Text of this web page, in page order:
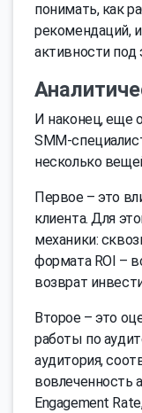
понимать, как
рекомендаций,
активности под
И наконец, еще
SMM-
несколько
Первое – это
клиента. Для
механики:
формата ROI –
возврат
Второе – это
работы по
аудитория,
вовлеченность
Engagement